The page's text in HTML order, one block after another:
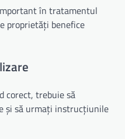
în tratamentul
proprietăți benefice
corect, trebuie să
și să urmați instrucțiunile